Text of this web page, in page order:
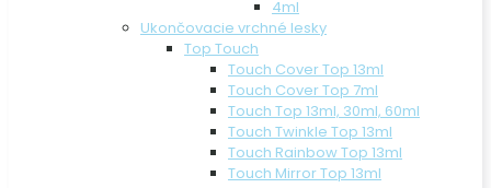
4ml
Ukončovacie vrchné lesky
Top Touch
Touch Cover Top 13ml
Touch Cover Top 7ml
Touch Top 13ml, 30ml, 60ml
Touch Twinkle Top 13ml
Touch Rainbow Top 13ml
Touch Mirror Top 13ml